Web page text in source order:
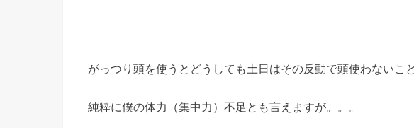
がっつり頭を使うとどうしても土日はその反動で頭使わないこ
純粋に僕の体力（集中力）不足とも言えますが。。。